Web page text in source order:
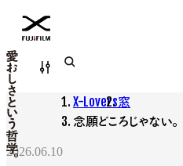
Filter
X-Lovers窓
念願どころじゃない
2026.06.10